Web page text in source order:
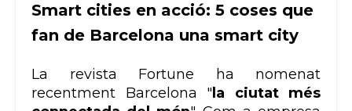
Smart cities en acció: 5 coses que
fan de Barcelona una smart city
La revista Fortune ha nomenat
recentment Barcelona "la ciutat més